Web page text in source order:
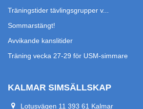
Träningstider tävlingsgrupper v...
Sommarstängt!
Avvikande kanslitider
Träning vecka 27-29 för USM-simmare
KALMAR SIMSÄLLSKAP
Lotusvägen 11 393 61 Kalmar